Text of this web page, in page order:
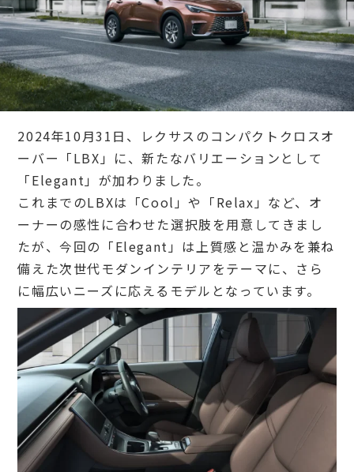
2024年10月31日、レクサスのコンパクトクロスオ
ーバー「LBX」に、新たなバリエーションとして
「Elegant」が加わりました。
これまでのLBXは「Cool」や「Relax」など、オ
ーナーの感性に合わせた選択肢を用意してきまし
たが、今回の「Elegant」は上質感と温かみを兼ね
備えた次世代モダンインテリアをテーマに、さら
に幅広いニーズに応えるモデルとなっています。